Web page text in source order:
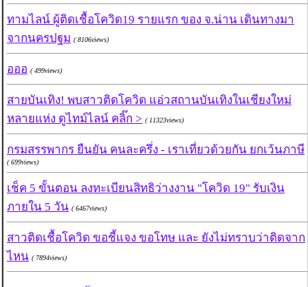
ทามไลน์ ผู้ติดเชื้อโควิด19 รายแรก ของ จ.น่าน เดินทางมา
จากนครปฐม ( 8106views)
อออ ( 499views)
สายบันเทิง! พบสาวติดโควิด แอ่วสถานบันเทิงในเชียงใหม่
หลายแห่ง ดูไทม์ไลน์ คลิ๊ก > ( 11323views)
กรมสรรพากร ยืนยัน คนละครึ่ง - เราเที่ยวด้วยกัน ยกเว้นภาษี
( 699views)
เช็ค 5 ขั้นตอน ลงทะเบียนสิทธิว่างงาน "โควิด 19" รับเงิน
ภายใน 5 วัน ( 6467views)
สาวติดเชื้อโควิด ขอชี้แจง ขอโทษ และ ยังไม่ทราบว่าติดจาก
ไหน ( 7894views)